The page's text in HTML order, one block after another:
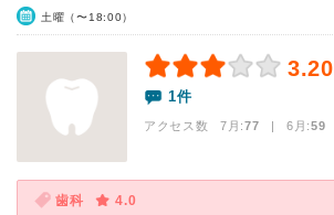
土曜（〜18:00）
3.20
1件
アクセス数 7月:77 | 6月:59
歯科
4.0